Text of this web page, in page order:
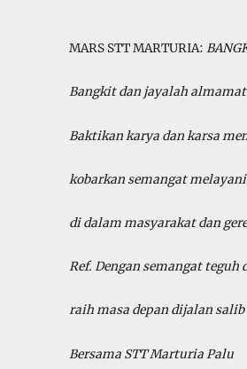
MARS STT MARTURIA:
Bangkit dan jayalah
Baktikan karya dan karsa
kobarkan semangat
di dalam masyarakat dan
Ref. Dengan semangat teguh
raih masa depan dijalan salib
Bersama STT Marturia Palu